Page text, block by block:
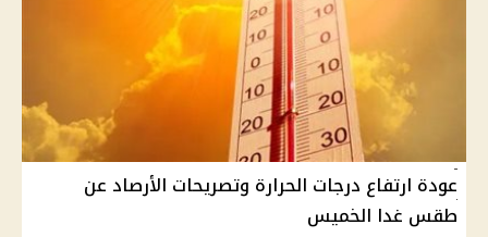
عودة ارتفاع درجات الحرارة وتصريحات الأرصاد عن
طقس غدا الخميس